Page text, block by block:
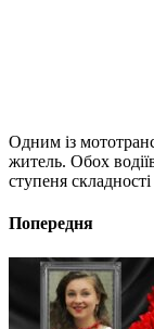
Одним із
житель. Обох
ступеня
Попередня